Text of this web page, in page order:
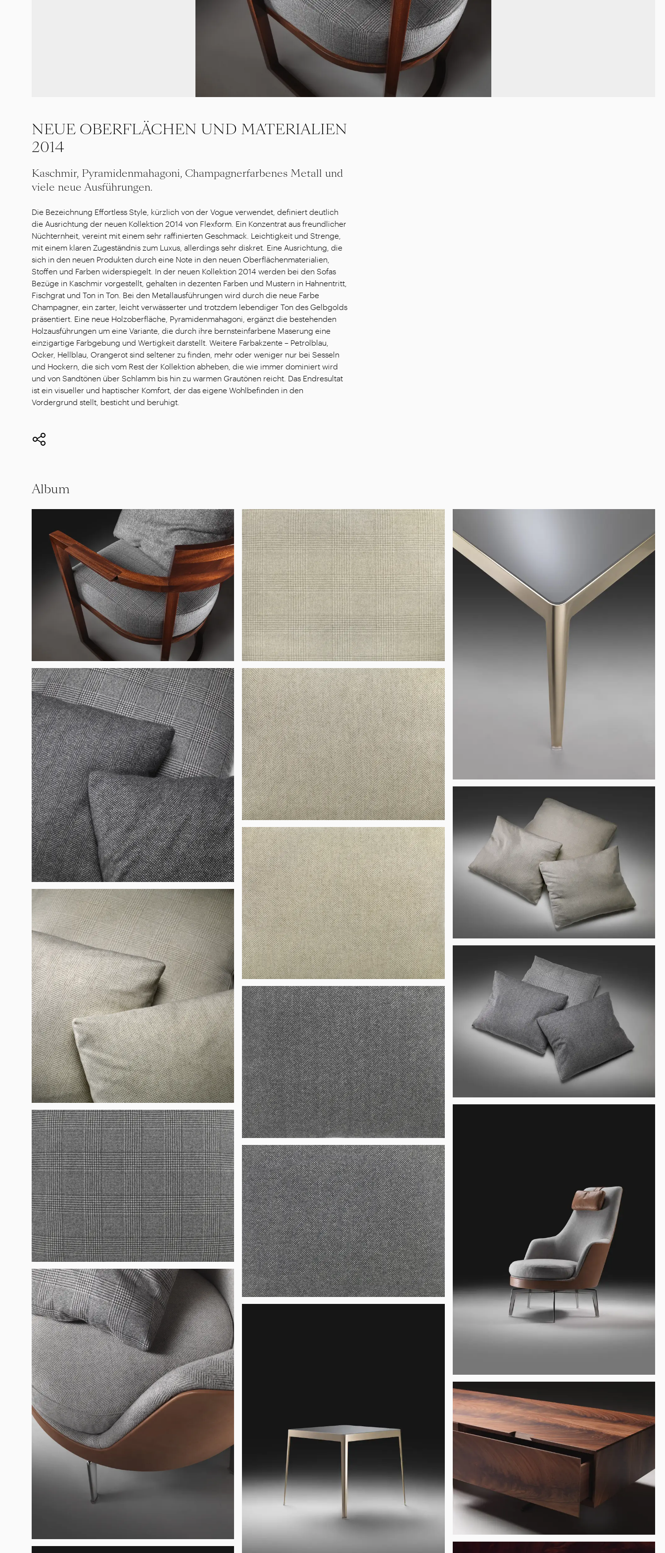
NEUE OBERFLÄCHEN UND MATERIALIEN
2014
Kaschmir, Pyramidenmahagoni, Champagnerfarbenes Metall und
viele neue Ausführungen.
Die Bezeichnung Effortless Style, kürzlich von der Vogue verwendet, definiert deutlich
die Ausrichtung der neuen Kollektion 2014 von Flexform. Ein Konzentrat aus freundlicher
Nüchternheit, vereint mit einem sehr raffinierten Geschmack. Leichtigkeit und Strenge,
mit einem klaren Zugeständnis zum Luxus, allerdings sehr diskret. Eine Ausrichtung, die
sich in den neuen Produkten durch eine Note in den neuen Oberflächenmaterialien,
Stoffen und Farben widerspiegelt. In der neuen Kollektion 2014 werden bei den Sofas
Bezüge in Kaschmir vorgestellt, gehalten in dezenten Farben und Mustern in Hahnentritt,
Fischgrat und Ton in Ton. Bei den Metallausführungen wird durch die neue Farbe
Champagner, ein zarter, leicht verwässerter und trotzdem lebendiger Ton des Gelbgolds
präsentiert. Eine neue Holzoberfläche, Pyramidenmahagoni, ergänzt die bestehenden
Holzausführungen um eine Variante, die durch ihre bernsteinfarbene Maserung eine
einzigartige Farbgebung und Wertigkeit darstellt. Weitere Farbakzente – Petrolblau,
Ocker, Hellblau, Orangerot sind seltener zu finden, mehr oder weniger nur bei Sesseln
und Hockern, die sich vom Rest der Kollektion abheben, die wie immer dominiert wird
und von Sandtönen über Schlamm bis hin zu warmen Grautönen reicht. Das Endresultat
ist ein visueller und haptischer Komfort, der das eigene Wohlbefinden in den
Vordergrund stellt, besticht und beruhigt.
Album